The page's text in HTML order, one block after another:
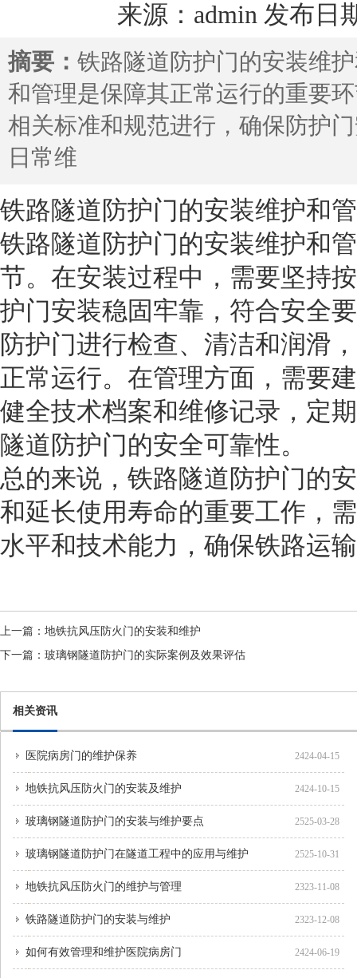
来源：admin 发布日
摘要： 铁路隧道防护门的安装维
和管理是保障其正常运行的重要
相关标准和规范进行，确保防护
日常维
铁路隧道防护门的安装维护和
铁路隧道防护门的安装维护和
节。在安装过程中，需要坚持
护门安装稳固牢靠，符合安全
防护门进行检查、清洁和润滑
正常运行。在管理方面，需要
健全技术档案和维修记录，定
隧道防护门的安全可靠性。
总的来说，铁路隧道防护门的
和延长使用寿命的重要工作，
水平和技术能力，确保铁路运
上一篇： 地铁抗风压防火门的安装和维护
下一篇： 玻璃钢隧道防护门的实际案例及效果评估
相关资讯
医院病房门的维护保养 2424-04-15
地铁抗风压防火门的安装及维护 2424-10-15
玻璃钢隧道防护门的安装与维护要点 2525-03-28
玻璃钢隧道防护门在隧道工程中的应用与维护 2525-10-31
地铁抗风压防火门的维护与管理 2323-11-08
铁路隧道防护门的安装与维护 2323-12-08
如何有效管理和维护医院病房门 2424-06-19